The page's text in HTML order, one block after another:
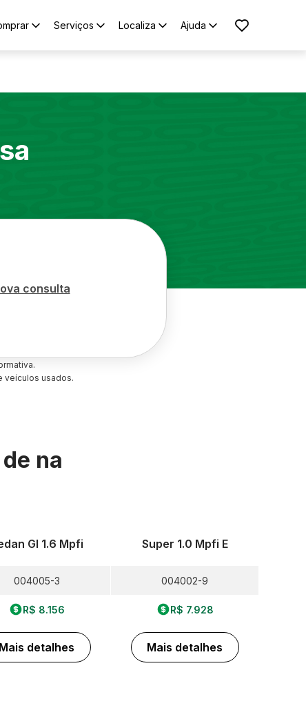
Serviços Localiza Ajuda
consulta
veículos usados.
na
Gl 1.6 Mpfi
004005-3
R$ 8.156
Mais detalhes
Super 1.0 Mpfi E
004002-9
R$ 7.928
Mais detalhes